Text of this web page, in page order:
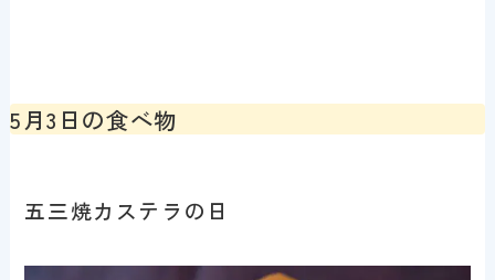
5月3日の食べ物
五三焼カステラの日